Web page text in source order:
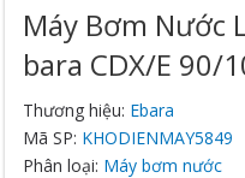
Máy Bơm Nước
Bara CDX/E 90/
Thương hiệu: Ebara
Mã SP: KHODIENMAY5849
Phân loại: Máy bơm nước